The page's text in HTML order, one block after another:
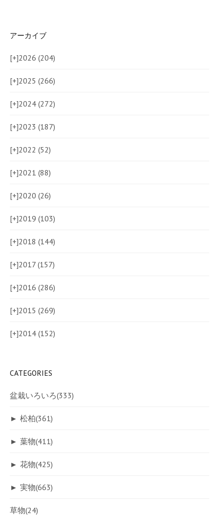
アーカイブ
[+]2026 (204)
[+]2025 (266)
[+]2024 (272)
[+]2023 (187)
[+]2022 (52)
[+]2021 (88)
[+]2020 (26)
[+]2019 (103)
[+]2018 (144)
[+]2017 (157)
[+]2016 (286)
[+]2015 (269)
[+]2014 (152)
CATEGORIES
盆栽いろいろ(333)
► 松柏(361)
► 葉物(411)
► 花物(425)
► 実物(663)
草物(24)